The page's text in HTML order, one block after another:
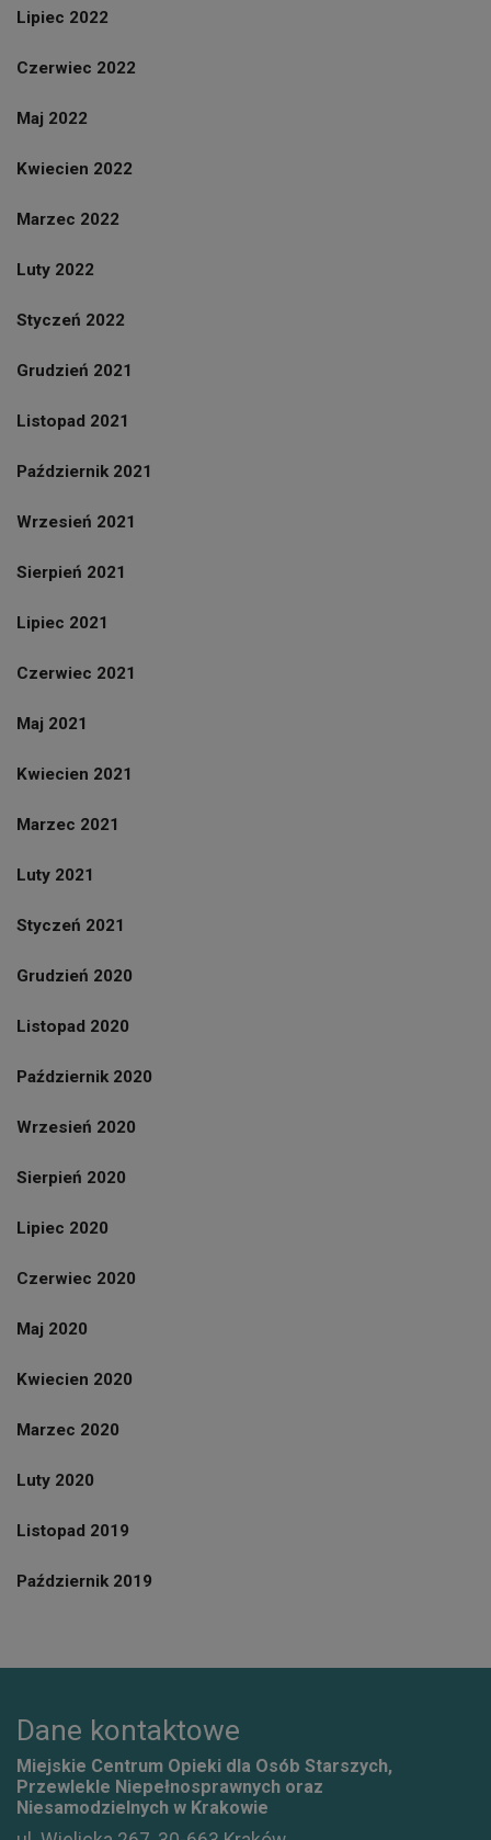
Lipiec 2022
Czerwiec 2022
Maj 2022
Kwiecien 2022
Marzec 2022
Luty 2022
Styczeń 2022
Grudzień 2021
Listopad 2021
Październik 2021
Wrzesień 2021
Sierpień 2021
Lipiec 2021
Czerwiec 2021
Maj 2021
Kwiecien 2021
Marzec 2021
Luty 2021
Styczeń 2021
Grudzień 2020
Listopad 2020
Październik 2020
Wrzesień 2020
Sierpień 2020
Lipiec 2020
Czerwiec 2020
Maj 2020
Kwiecien 2020
Marzec 2020
Luty 2020
Listopad 2019
Październik 2019
Dane kontaktowe
Miejskie Centrum Opieki dla Osób Starszych,
Przewlekle Niepełnosprawnych oraz
Niesamodzielnych w Krakowie